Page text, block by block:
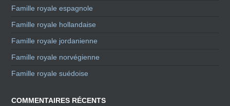
Famille royale espagnole
Famille royale hollandaise
Famille royale jordanienne
Famille royale norvégienne
Famille royale suédoise
COMMENTAIRES RÉCENTS